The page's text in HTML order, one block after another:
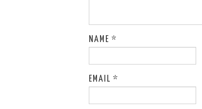
NAME *
EMAIL *